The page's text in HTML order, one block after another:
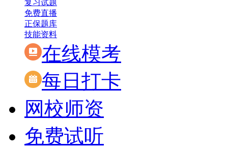
复习试题
免费直播
正保题库
技能资料
在线模考
每日打卡
网校师资
免费试听